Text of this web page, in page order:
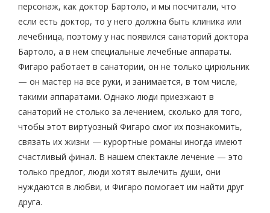
персонаж, как доктор Бартоло, и мы посчитали, что
если есть доктор, то у него должна быть клиника или
лечебница, поэтому у нас появился санаторий доктора
Бартоло, а в нем специальные лечебные аппараты.
Фигаро работает в санатории, он не только цирюльник
— он мастер на все руки, и занимается, в том числе,
такими аппаратами. Однако люди приезжают в
санаторий не столько за лечением, сколько для того,
чтобы этот виртуозный Фигаро смог их познакомить,
связать их жизни — курортные романы иногда имеют
счастливый финал. В нашем спектакле лечение — это
только предлог, люди хотят вылечить души, они
нуждаются в любви, и Фигаро помогает им найти друг
друга.